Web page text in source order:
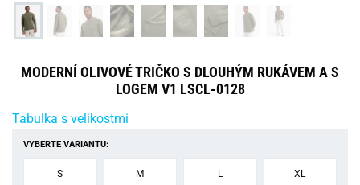
MODERNÍ OLIVOVÉ TRIČKO S DLOUHÝM RUKÁVEM A S
LOGEM V1 LSCL-0128
Tabulka s velikostmi
VYBERTE VARIANTU:
S M L XL